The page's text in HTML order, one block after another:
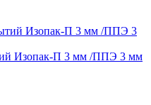
Изопак-П 3 мм /ППЭ 3 мм